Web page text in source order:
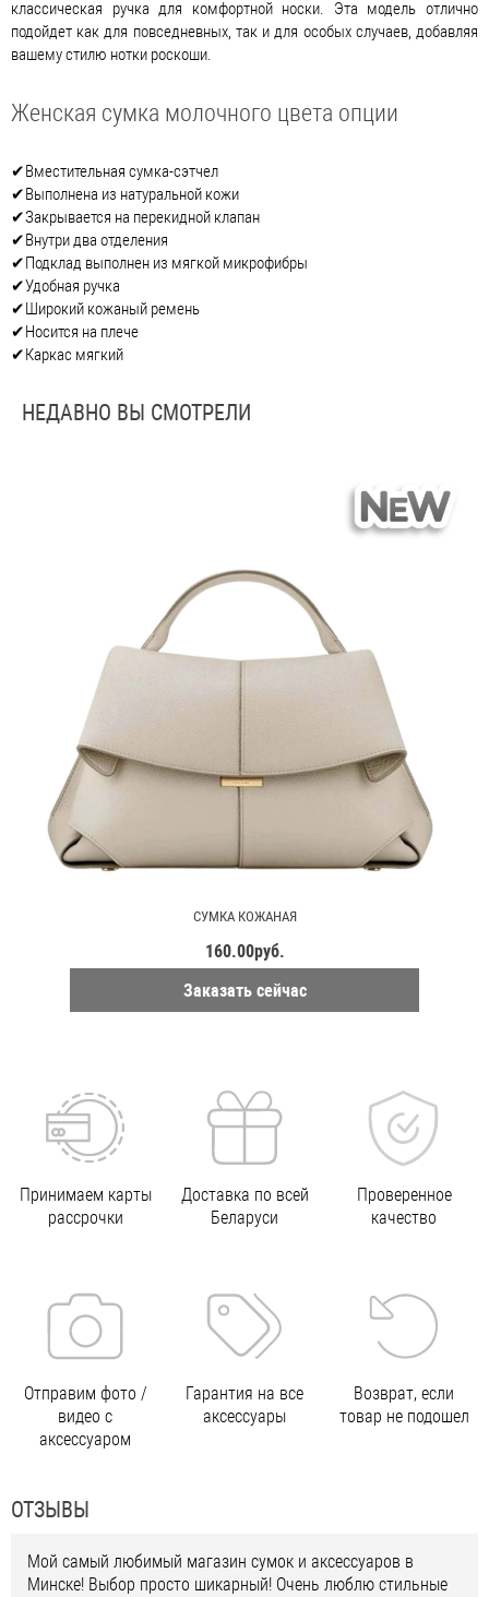
классическая ручка для комфортной носки. Эта модель отлично
подойдет как для повседневных, так и для особых случаев, добавляя
вашему стилю нотки роскоши.
Женская сумка молочного цвета опции
✔Вместительная сумка-сэтчел
✔Выполнена из натуральной кожи
✔Закрывается на перекидной клапан
✔Внутри два отделения
✔Подклад выполнен из мягкой микрофибры
✔Удобная ручка
✔Широкий кожаный ремень
✔Носится на плече
✔Каркас мягкий
НЕДАВНО ВЫ СМОТРЕЛИ
СУМКА КОЖАНАЯ
160.00руб.
Заказать сейчас
Принимаем карты
рассрочки
Доставка по всей
Беларуси
Проверенное
качество
Отправим фото /
видео с
аксессуаром
Гарантия на все
аксессуары
Возврат, если
товар не подошел
ОТЗЫВЫ
Мой самый любимый магазин сумок и аксессуаров в
Минске! Выбор просто шикарный! Очень люблю стильные